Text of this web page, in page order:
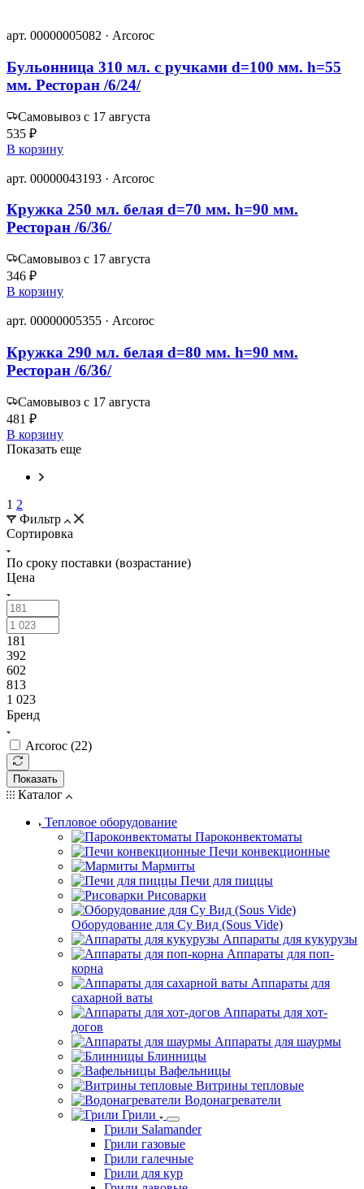
арт. 00000005082 · Arcoroc
Бульонница 310 мл. с ручками d=100 мм. h=55
мм. Ресторан /6/24/
Самовывоз с 17 августа
535 ₽
В корзину
арт. 00000043193 · Arcoroc
Кружка 250 мл. белая d=70 мм. h=90 мм.
Ресторан /6/36/
Самовывоз с 17 августа
346 ₽
В корзину
арт. 00000005355 · Arcoroc
Кружка 290 мл. белая d=80 мм. h=90 мм.
Ресторан /6/36/
Самовывоз с 17 августа
481 ₽
В корзину
Показать еще
1 2
Фильтр
Сортировка
По сроку поставки (возрастание)
Цена
181
392
602
813
1 023
Бренд
Arcoroc (22)
Показать
Каталог
Тепловое оборудование
Пароконвектоматы
Печи конвекционные
Мармиты
Печи для пиццы
Рисоварки
Оборудование для Су Вид (Sous Vide)
Аппараты для кукурузы
Аппараты для поп-
корна
Аппараты для
сахарной ваты
Аппараты для хот-
догов
Аппараты для шаурмы
Блинницы
Вафельницы
Витрины тепловые
Водонагреватели
Грили
Грили Salamander
Грили газовые
Грили галечные
Грили для кур